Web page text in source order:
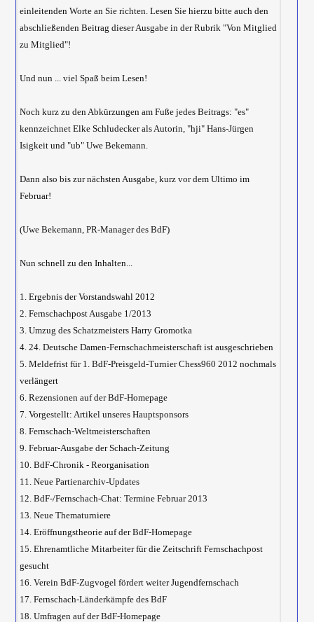
einleitenden Worte an Sie richten. Lesen Sie hierzu bitte auch den
abschließenden Beitrag dieser Ausgabe in der Rubrik "Von Mitglied
zu Mitglied"!
Und nun ... viel Spaß beim Lesen!
Noch kurz zu den Abkürzungen am Fuße jedes Beitrags: "es"
kennzeichnet Elke Schludecker als Autorin, "hji" Hans-Jürgen
Isigkeit und "ub" Uwe Bekemann.
Dann also bis zur nächsten Ausgabe, kurz vor dem Ultimo im
Februar!
(Uwe Bekemann, PR-Manager des BdF)
Nun schnell zu den Inhalten...
1. Ergebnis der Vorstandswahl 2012
2. Fernschachpost Ausgabe 1/2013
3. Umzug des Schatzmeisters Harry Gromotka
4. 24. Deutsche Damen-Fernschachmeisterschaft ist ausgeschrieben
5. Meldefrist für 1. BdF-Preisgeld-Turnier Chess960 2012 nochmals
verlängert
6. Rezensionen auf der BdF-Homepage
7. Vorgestellt: Artikel unseres Hauptsponsors
8. Fernschach-Weltmeisterschaften
9. Februar-Ausgabe der Schach-Zeitung
10. BdF-Chronik - Reorganisation
11. Neue Partienarchiv-Updates
12. BdF-/Fernschach-Chat: Termine Februar 2013
13. Neue Thematurniere
14. Eröffnungstheorie auf der BdF-Homepage
15. Ehrenamtliche Mitarbeiter für die Zeitschrift Fernschachpost
gesucht
16. Verein BdF-Zugvogel fördert weiter Jugendfernschach
17. Fernschach-Länderkämpfe des BdF
18. Umfragen auf der BdF-Homepage